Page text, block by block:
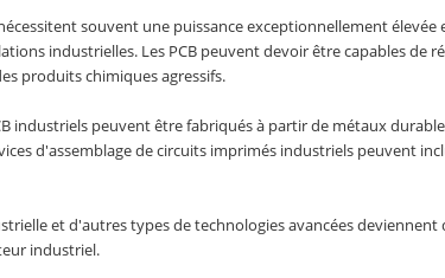
souvent une puissance exceptionnellement
industrielles. Les PCB peuvent devoir être capables de
produits chimiques agressifs.
industriels peuvent être fabriqués à partir de métaux
d'assemblage de circuits imprimés industriels peuvent
et d'autres types de technologies avancées deviennent
industriel.